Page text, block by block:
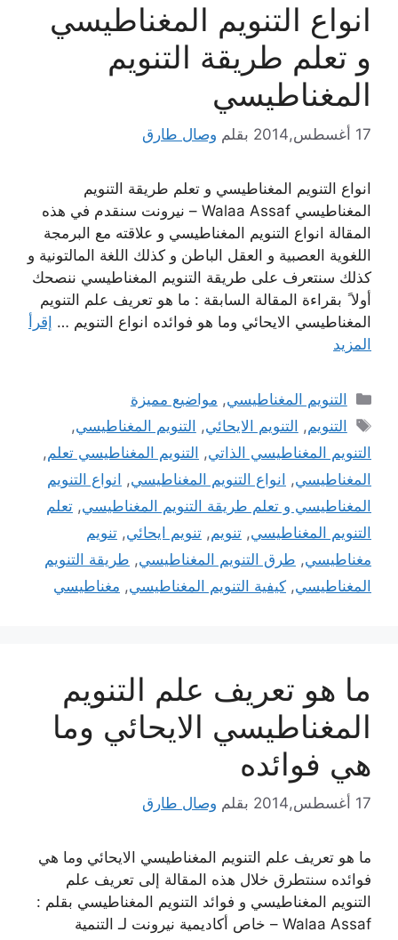
انواع التنويم المغناطيسي
و تعلم طريقة التنويم
المغناطيسي
17 أغسطس,2014 بقلم وصال طارق
انواع التنويم المغناطيسي و تعلم طريقة التنويم
المغناطيسي Walaa Assaf – نيرونت سنقدم في هذه
المقالة انواع التنويم المغناطيسي و علاقته مع البرمجة
اللغوية العصبية و العقل الباطن و كذلك اللغة المالتونية و
كذلك سنتعرف على طريقة التنويم المغناطيسي ننصحك
أولا ً بقراءة المقالة السابقة : ما هو تعريف علم التنويم
المغناطيسي الايحائي وما هو فوائده انواع التنويم … إقرأ
المزيد
التصنيفات
التنويم المغناطيسي, مواضيع مميزة
الوسوم
التنويم, التنويم الايحائي, التنويم المغناطيسي,
التنويم المغناطيسي الذاتي, التنويم المغناطيسي تعلم,
المغناطيسي, انواع التنويم المغناطيسي, انواع التنويم
المغناطيسي و تعلم طريقة التنويم المغناطيسي, تعلم
التنويم المغناطيسي, تنويم, تنويم ايحائي, تنويم
مغناطيسي, طرق التنويم المغناطيسي, طريقة التنويم
المغناطيسي, كيفية التنويم المغناطيسي, مغناطيسي
ما هو تعريف علم التنويم
المغناطيسي الايحائي وما
هي فوائده
17 أغسطس,2014 بقلم وصال طارق
ما هو تعريف علم التنويم المغناطيسي الايحائي وما هي
فوائده سنتطرق خلال هذه المقالة إلى تعريف علم
التنويم المغناطيسي و فوائد التنويم المغناطيسي بقلم :
Walaa Assaf – خاص أكاديمية نيرونت لـ التنمية